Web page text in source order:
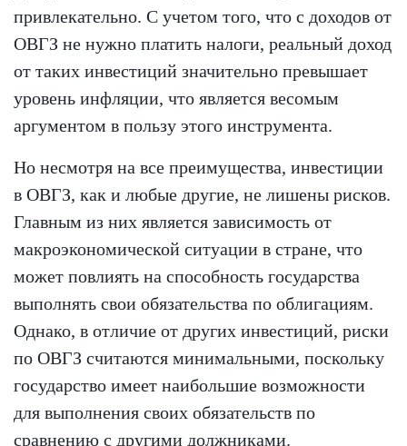
привлекательно. С учетом того, что с доходов от
ОВГЗ не нужно платить налоги, реальный доход
от таких инвестиций значительно превышает
уровень инфляции, что является весомым
аргументом в пользу этого инструмента.
Но несмотря на все преимущества, инвестиции
в ОВГЗ, как и любые другие, не лишены рисков.
Главным из них является зависимость от
макроэкономической ситуации в стране, что
может повлиять на способность государства
выполнять свои обязательства по облигациям.
Однако, в отличие от других инвестиций, риски
по ОВГЗ считаются минимальными, поскольку
государство имеет наибольшие возможности
для выполнения своих обязательств по
сравнению с другими должниками.